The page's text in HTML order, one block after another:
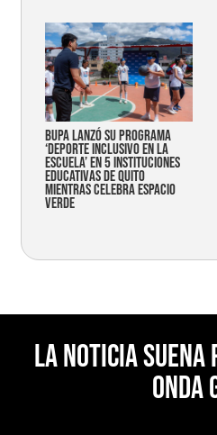
Bupa lanzó su programa
‘Deporte Inclusivo en la
Escuela’ en 5 instituciones
educativas de Quito
mientras celebra espacio
verde
La noticia suena
Onda